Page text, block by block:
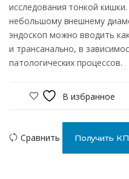
исследования тонкой
небольшому внешнему
эндоскоп можно вводить
и трансанально, в
патологических процессов.
В избранное
Сравнить Получить КП